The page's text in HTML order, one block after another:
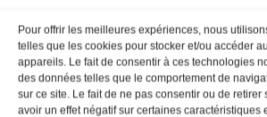
Pour offrir les meilleures expériences, nous
telles que les cookies pour stocker et/ou accéder
appareils. Le fait de consentir à ces technologies
des données telles que le comportement de
sur ce site. Le fait de ne pas consentir ou de retirer
avoir un effet négatif sur certaines caractéristiques